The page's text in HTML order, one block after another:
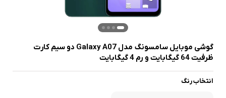
گوشی موبایل سامسونگ مدل Galaxy A07 دو سیم کارت
ظرفیت 64 گیگابایت و رم 4 گیگابایت
انتخاب رنگ